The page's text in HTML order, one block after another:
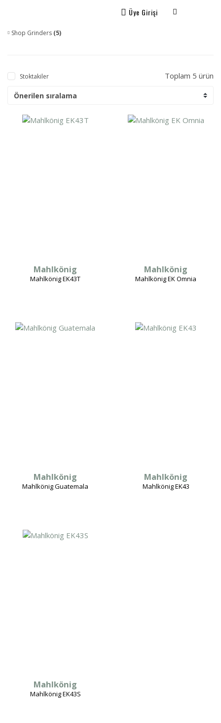
Üye Girişi
Shop Grinders (5)
Stoktakiler Toplam 5 ürün
Mahlkönig
Mahlkönig EK43T
Mahlkönig
Mahlkönig EK Omnia
Mahlkönig
Mahlkönig Guatemala
Mahlkönig
Mahlkönig EK43
Mahlkönig
Mahlkönig EK43S